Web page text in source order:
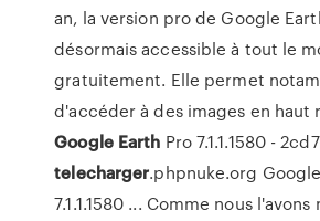
an, la version pro de Google
désormais accessible à tout le
gratuitement. Elle permet
d'accéder à des images en haut
Google Earth Pro 7.1.1.1580 -
telecharger.phpnuke.org
7.1.1.1580 ... Comme nous